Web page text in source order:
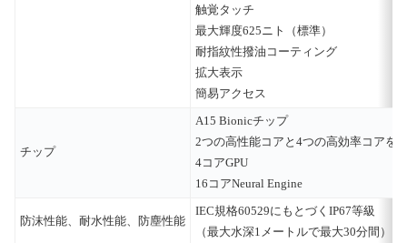
触覚タッチ
最大輝度625ニト（標準）
耐指紋性撥油コーティング
拡大表示
簡易アクセス
チップ
A15 Bionicチップ
2つの高性能コアと4つの高効率コアを
4コアGPU
16コアNeural Engine
防沫性能、耐水性能、防塵性能
IEC規格60529にもとづくIP67等級
（最大水深1メートルで最大30分間）